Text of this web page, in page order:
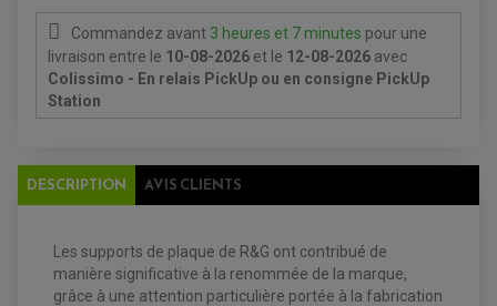
EQUIPEMENT ELECTRIQUE QUAD / SSV
ACCESSOIRES ELECTRIQUE QUAD / SSV
Commandez avant 3 heures et 7 minutes pour une
livraison entre le 10-08-2026 et le 12-08-2026 avec
Colissimo - En relais PickUp ou en consigne PickUp
Station
DESCRIPTION AVIS CLIENTS
Les supports de plaque de R&G ont contribué de
manière significative à la renommée de la marque,
grâce à une attention particulière portée à la fabrication